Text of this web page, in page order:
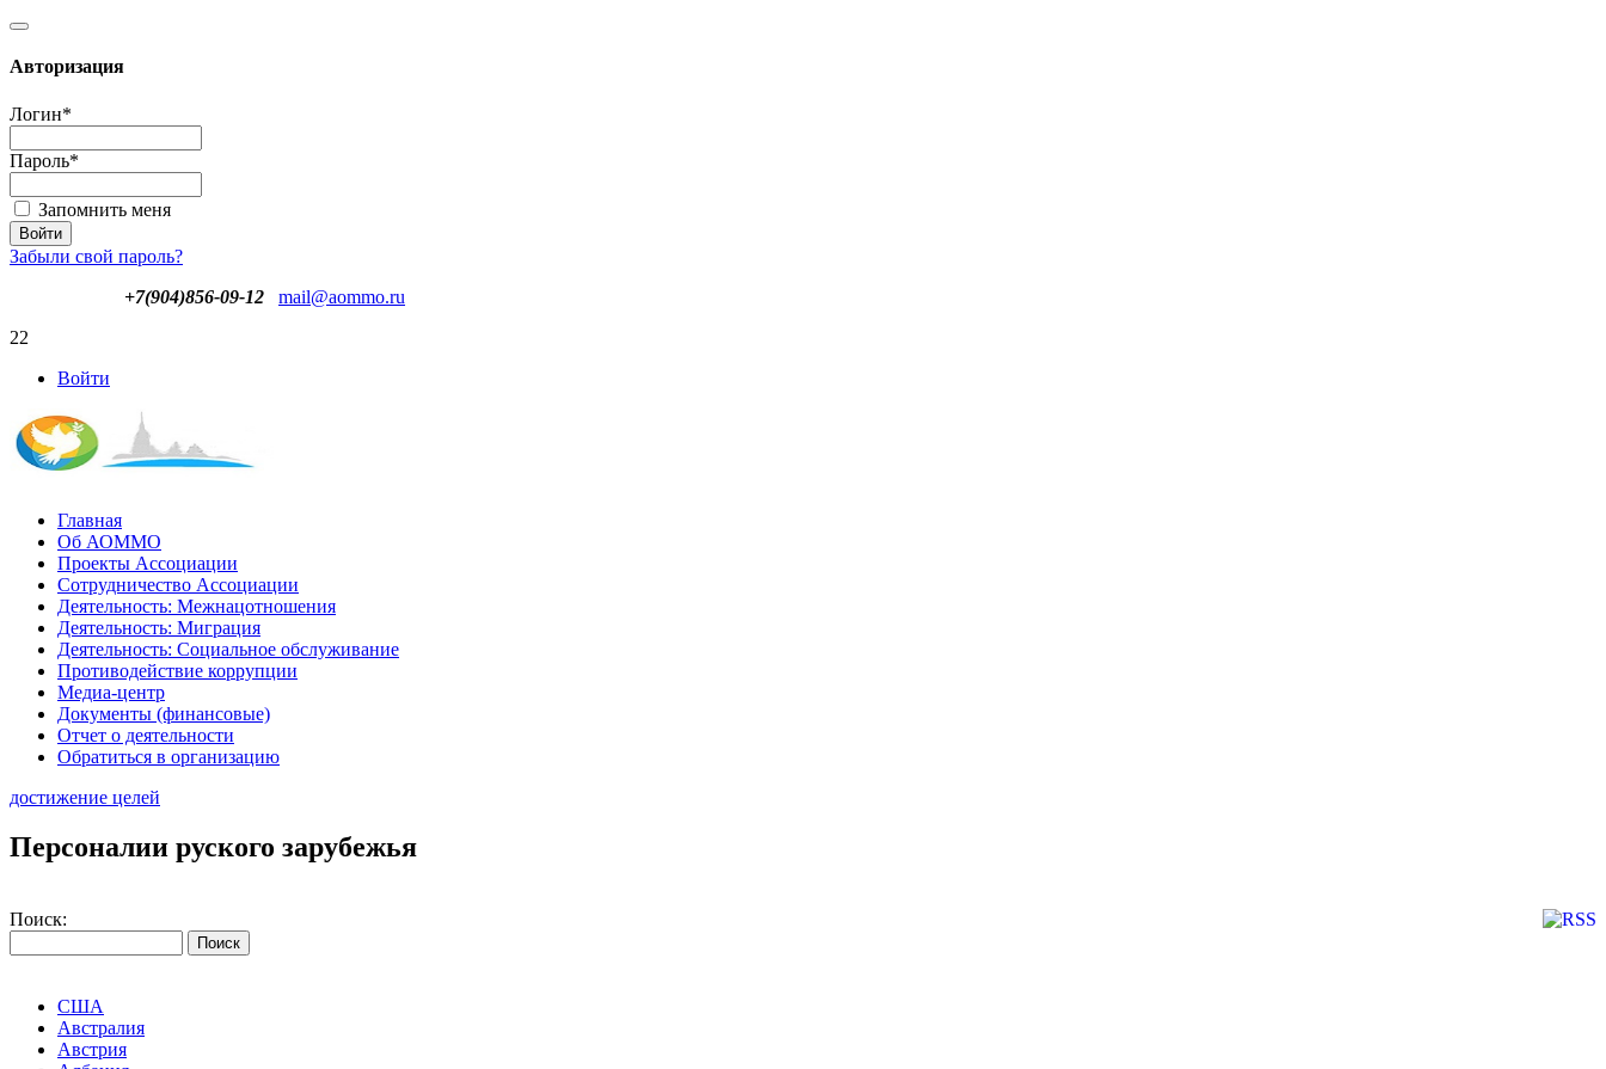
Авторизация
Логин*
Пароль*
Запомнить меня
Забыли свой пароль?
+7(904)856-09-12
mail@aommo.ru
22
Войти
Главная
Об АОММО
Проекты Ассоциации
Сотрудничество Ассоциации
Деятельность: Межнацотношения
Деятельность: Миграция
Деятельность: Социальное обслуживание
Противодействие коррупции
Медиа-центр
Документы (финансовые)
Отчет о деятельности
Обратиться в организацию
достижение целей
Персоналии руского зарубежья
Поиск:
США
Австралия
Австрия